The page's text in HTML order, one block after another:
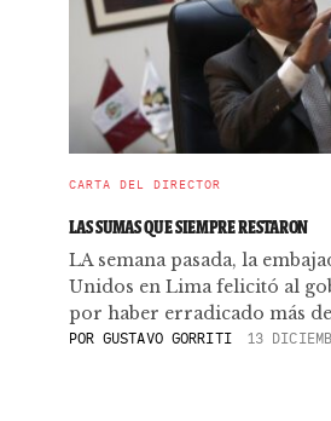
CARTA DEL DIRECTOR
LAS SUMAS QUE SIEMPRE RESTARON
LA semana pasada, la
Unidos en Lima felicitó al
por haber erradicado más de
POR GUSTAVO GORRITI 13